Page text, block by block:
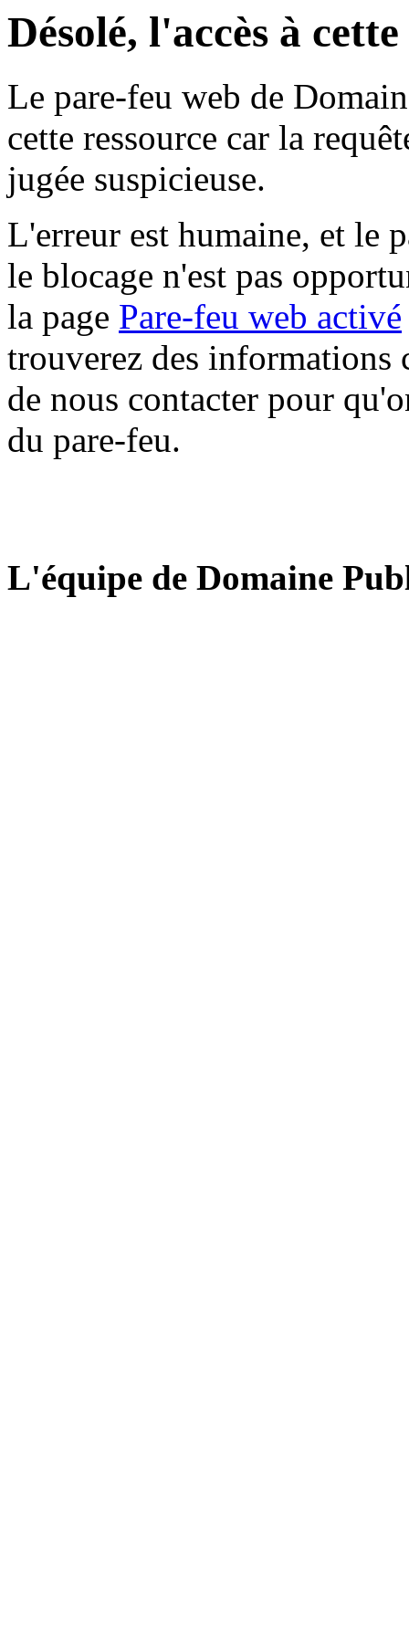
Désolé, l'accès à
Le pare-feu web de
cette ressource car la
jugée suspicieuse.
L'erreur est humaine, et le
le blocage n'est pas
la page Pare-feu web activé
trouverez des informations
de nous contacter pour
du pare-feu.
L'équipe de Domaine